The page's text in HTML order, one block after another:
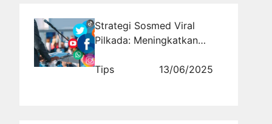
Strategi Sosmed Viral
Pilkada: Meningkatkan
Tips
13/06/2025